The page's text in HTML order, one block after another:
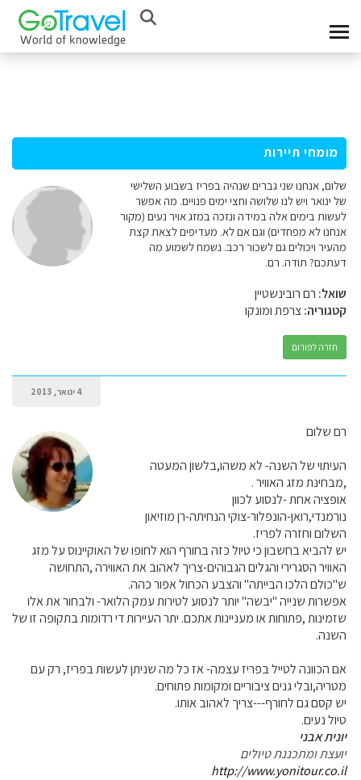
מומחי תיירות
שלום, אנחנו שני גברים שנהיה בפריז בשבוע השלישי
של ינואר ויש לנו שלושה וחצי ימים פנויים. מה אפשר
לעשות בימים אלה במידה ונזכה במזג אויר נעים (מקור
אנחנו לא מפחדים) וגם אם לא. מעדיפים לצאת קצת
מהעיר ויכולים גם לשכור רכב. נשמח לשמוע מה
דעתכם? תודה. רם.
שואל: רם רובינשטיין
קטגוריה:צרפת ומונקו
חזרה לפורום
4 ינואר, 2013
רם שלום
העיתוי של השנה- לא משהו,בלשון המעטה
,מבחינת מזג האוויר .
אופציה אחת -לנסוע לכוון
נורמנדי,רואן-הונפלור-צוקי הנחיתה-רן מוזיאון
השלום וחזרה לפריז.
יש להביא בחשבון כי טיול כזה בחורף הוא לחופו של האוקיינוס על מזג
האוויר הסגרירי והגלים הגבוהים-צריך לאהוב את האווירה ,התחושה
ש"כולם הלכו הבייתה" והצבע הכחול אפור כהה.
אפשרות שנייה "יבשה" יותר לנסוע לטירות עמק הלואר- ולבחור את אלו
שזמינות ,פתוחות או מעניינות אתכם. יתר העיירות די רדומות בתקופה זו של
השנה.
אם הכוונה לטייל בפריז עצמה- אז כל מה שניתן לעשות בפריז, רק עם
מטריה,ובלי גנים ציבוריים ומקומות פתוחים.
יש קסם גם לחורף---צריך לאהוב אותו.
טיול נעים.
יונית אבני
יועצת ומתכננת טיולים
http://www.yonitour.co.il